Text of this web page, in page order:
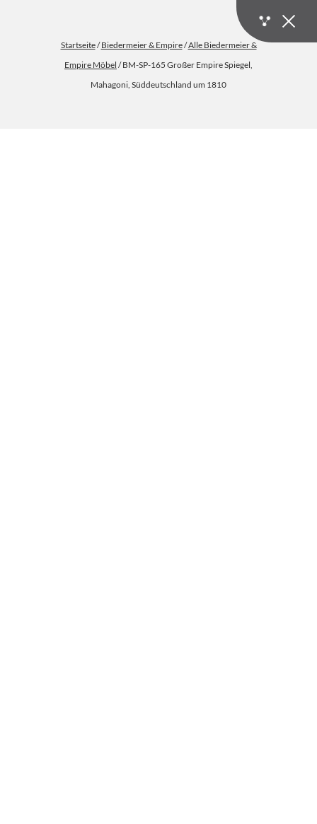
Startseite/Biedermeier & Empire/Alle Biedermeier &
Empire Möbel / BM-SP-165 Großer Empire Spiegel,
Mahagoni, Süddeutschland um 1810